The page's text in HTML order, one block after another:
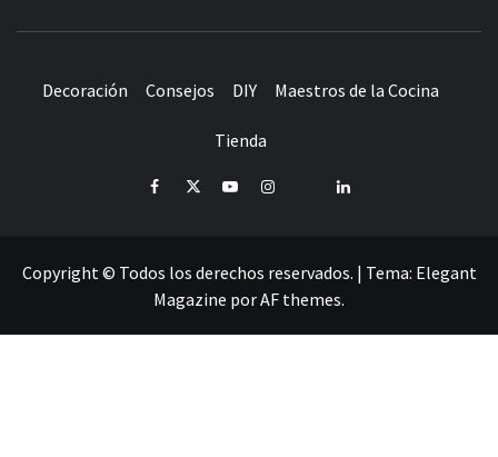
Decoración Consejos DIY Maestros de la Cocina
Tienda
FacebookTwitterYoutubeInstagramPinterestLinkedIn
Copyright © Todos los derechos reservados. | Tema: Elegant
Magazine porAF themes.